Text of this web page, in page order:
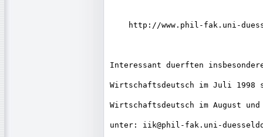
http://www.phil-fak.uni-
Interessant duerften
Wirtschaftsdeutsch im Juli 1998
Wirtschaftsdeutsch im August und
unter: iik@phil-fak.uni-